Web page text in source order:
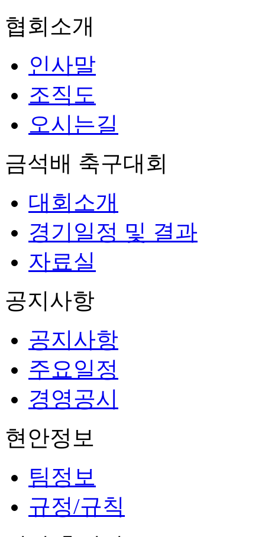
협회소개
인사말
조직도
오시는길
금석배 축구대회
대회소개
경기일정 및 결과
자료실
공지사항
공지사항
주요일정
경영공시
현안정보
팀정보
규정/규칙